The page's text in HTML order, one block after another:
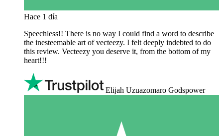
Hace 1 día
Speechless!! There is no way I could find a word to describe
the inesteemable art of vecteezy. I felt deeply indebted to do
this review. Vecteezy you deserve it, from the bottom of my
heart!!!
Elijah Uzuazomaro Godspower